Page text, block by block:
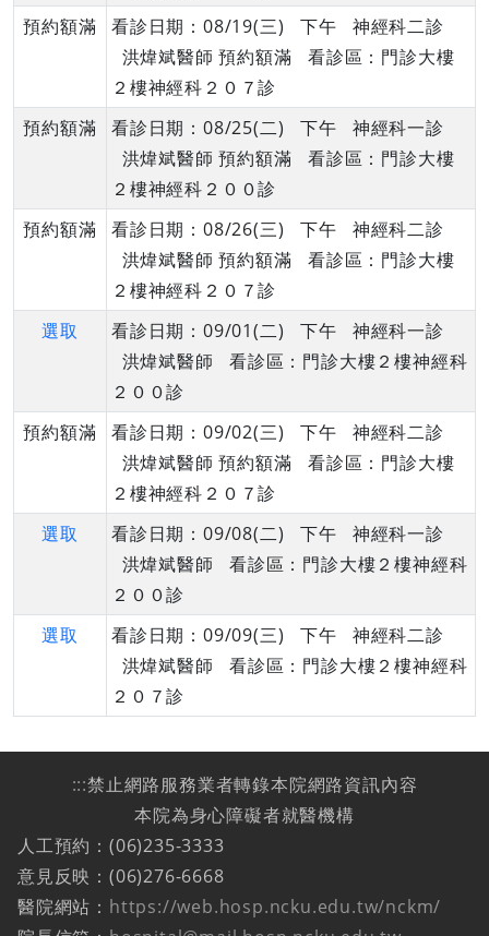
預約額滿
看診日期：08/19(三) 下午 神經科二診
洪煒斌醫師 預約額滿 看診區：門診大樓
２樓神經科２０７診
預約額滿
看診日期：08/25(二) 下午 神經科一診
洪煒斌醫師 預約額滿 看診區：門診大樓
２樓神經科２００診
預約額滿
看診日期：08/26(三) 下午 神經科二診
洪煒斌醫師 預約額滿 看診區：門診大樓
２樓神經科２０７診
選取
看診日期：09/01(二) 下午 神經科一診
洪煒斌醫師 看診區：門診大樓２樓神經科
２００診
預約額滿
看診日期：09/02(三) 下午 神經科二診
洪煒斌醫師 預約額滿 看診區：門診大樓
２樓神經科２０７診
選取
看診日期：09/08(二) 下午 神經科一診
洪煒斌醫師 看診區：門診大樓２樓神經科
２００診
選取
看診日期：09/09(三) 下午 神經科二診
洪煒斌醫師 看診區：門診大樓２樓神經科
２０７診
:::禁止網路服務業者轉錄本院網路資訊內容
本院為身心障礙者就醫機構
人工預約：(06)235-3333
意見反映：(06)276-6668
醫院網站： https://web.hosp.ncku.edu.tw/nckm/